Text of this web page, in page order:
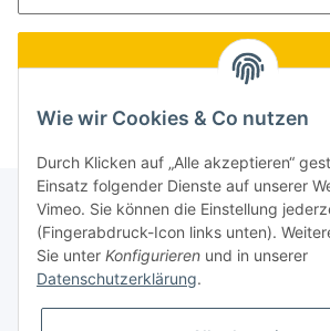
Informationen
Gesetzliche Informationen
Wie wir Cookies & Co nutzen
Durch Klicken auf „Alle akzeptieren“
Einsatz folgender Dienste auf unserer
Vimeo. Sie können die Einstellung
(Fingerabdruck-Icon links unten).
Sie unter Konfigurieren und in unserer
Datenschutzerklärung.